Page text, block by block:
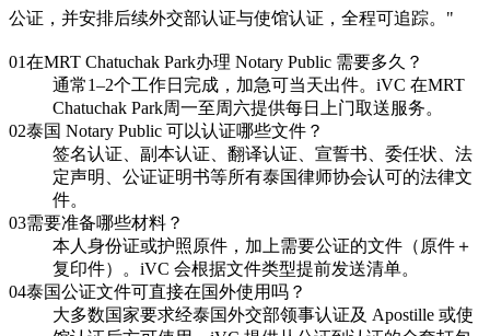
公证，并安排后续外交部认证与使馆认证，全程可追踪。 "
01在MRT Chatuchak Park办理 Notary Public 需要多久？
通常1–2个工作日完成，加急可当天出件。iVC 在MRT
Chatuchak Park周一至周六提供每日上门取送服务。
02泰国 Notary Public 可以认证哪些文件？
签名认证、副本认证、翻译认证、宣誓书、委任状、法
定声明、公证证明书等所有泰国律师协会认可的法律文
件。
03需要准备哪些材料？
本人身份证或护照原件，加上需要公证的文件（原件＋
复印件）。iVC 会根据文件类型提前发送清单。
04泰国公证文件可直接在国外使用吗？
大多数国家要求经泰国外交部领事认证及 Apostille 或使